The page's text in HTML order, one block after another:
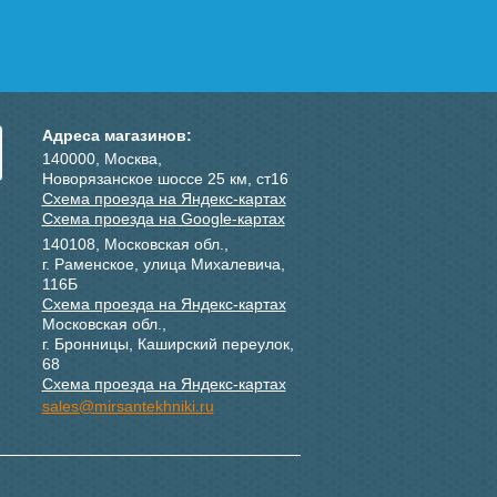
Адреса магазинов:
140000, Москва,
Новорязанское шоссе 25 км, ст16
Схема проезда на Яндекс-картах
Схема проезда на Google-картах
140108, Московская обл.,
г. Раменское, улица Михалевича,
116Б
Схема проезда на Яндекс-картах
Московская обл.,
г. Бронницы, Каширский переулок,
68
Схема проезда на Яндекс-картах
sales@mirsantekhniki.ru